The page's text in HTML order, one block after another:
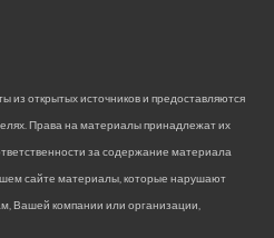
из открытых источников и предоставляются
Права на материалы принадлежат их
за содержание материала
сайте материалы, которые нарушают
Вашей компании или организации,